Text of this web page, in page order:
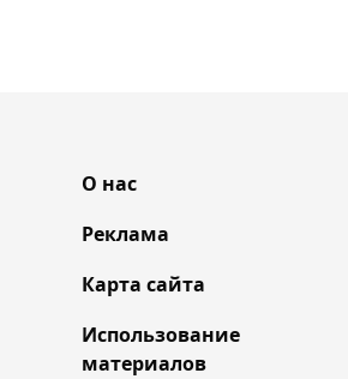
О нас
Реклама
Карта сайта
Использование
материалов